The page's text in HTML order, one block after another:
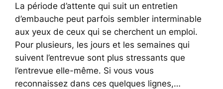
La période d’attente qui suit un entretien
d’embauche peut parfois sembler interminable
aux yeux de ceux qui se cherchent un emploi.
Pour plusieurs, les jours et les semaines qui
suivent l’entrevue sont plus stressants que
l’entrevue elle-même. Si vous vous
reconnaissez dans ces quelques lignes,…